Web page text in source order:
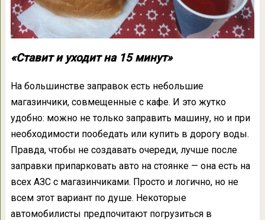
«Ставит и уходит на 15 минут»
На большинстве заправок есть небольшие
магазинчики, совмещенные с кафе. И это жутко
удобно: можно не только заправить машину, но и при
необходимости пообедать или купить в дорогу воды.
Правда, чтобы не создавать очереди, лучше после
заправки припарковать авто на стоянке — она есть на
всех АЗС с магазинчиками. Просто и логично, но не
всем этот вариант по душе. Некоторые
автомобилисты предпочитают погрузиться в